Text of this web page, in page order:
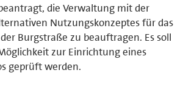
die Verwaltung mit der
Nutzungskonzeptes für das
Burgstraße zu beauftragen. Es soll
zur Einrichtung eines
geprüft werden.